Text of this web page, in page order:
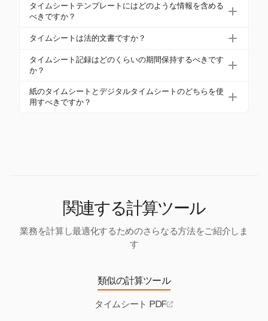
す。従業員情報や承認署名など、すべての必要な詳
細を含めることが重要です。
に合わせてカスタマイズできます。Harvestは、さま
プレートを提供します。
タイムシートテンプレートにはどのような情報を含める
べきですか？
包括的なタイムシートテンプレートには、従業員の
業、休憩、承認署名を含めるべきです。これによ
り、遵守と正確な給与処理が確保されます。
タイムシートは法的文書ですか？
はい、タイムシートは法的文書と見なされることが
あります。特に給与管理や労働法の遵守に使用され
従って保持する必要があります。
タイムシート記録はどのくらいの期間保持するべきです
か？
タイムシート記録は、管轄区域の要件に従って保持
する必要があります。例えば、ニューヨークでは6年
紙のタイムシートとデジタルタイムシートのどちらを使
用すべきですか？
関連する計算ツール
業務を計算し最適化するためのさらなる方法をご紹介しま
す
類似の計算ツール
タイムシート PDF